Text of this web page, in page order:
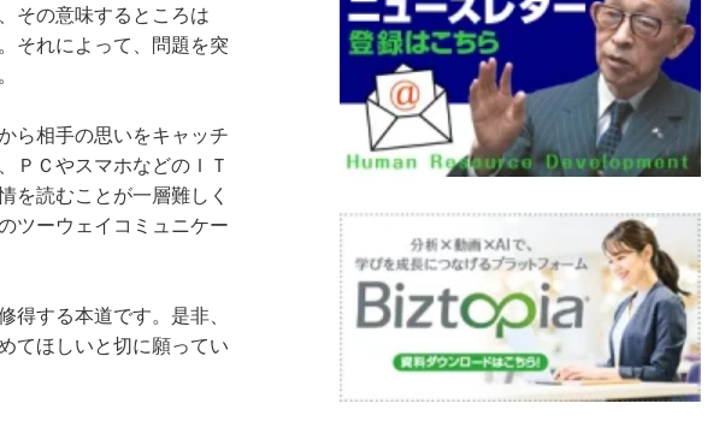
その意味するところは
それによって、問題を突
ら相手の思いをキャッチ
ＰＣやスマホなどのＩＴ
を読むことが一層難しく
ツーウェイコミュニケー
得する本道です。是非、
てほしいと切に願ってい